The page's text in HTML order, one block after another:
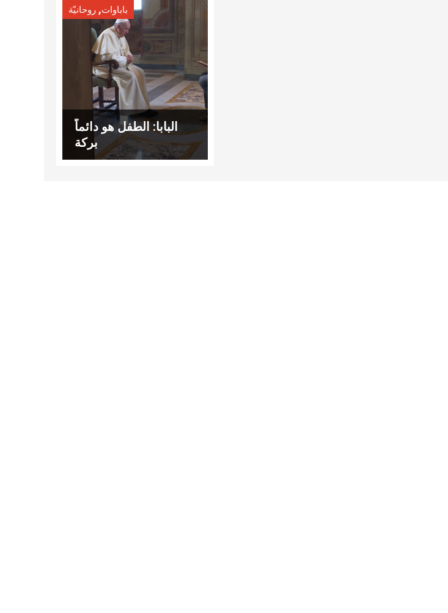
باباوات, روحانيّة
البابا: الطفل هو دائماً
بركة